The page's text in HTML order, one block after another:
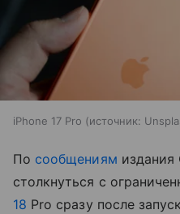
iPhone 17 Pro источник:
По сообщениям издания
столкнуться с
18 Pro сразу после